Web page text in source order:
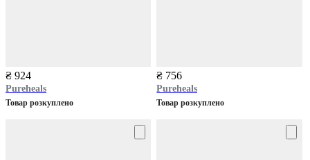
₴ 924
Pureheals
Товар розкуплено
₴ 756
Pureheals
Товар розкуплено